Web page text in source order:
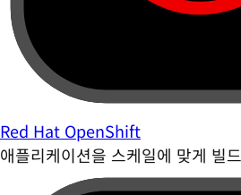
Red Hat OpenShift
애플리케이션을 스케일에 맞게 빌